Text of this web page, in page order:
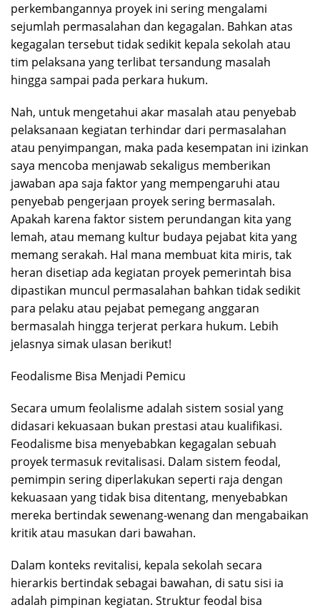
perkembangannya proyek ini sering mengalami
sejumlah permasalahan dan kegagalan. Bahkan atas
kegagalan tersebut tidak sedikit kepala sekolah atau
tim pelaksana yang terlibat tersandung masalah
hingga sampai pada perkara hukum.
Nah, untuk mengetahui akar masalah atau penyebab
pelaksanaan kegiatan terhindar dari permasalahan
atau penyimpangan, maka pada kesempatan ini izinkan
saya mencoba menjawab sekaligus memberikan
jawaban apa saja faktor yang mempengaruhi atau
penyebab pengerjaan proyek sering bermasalah.
Apakah karena faktor sistem perundangan kita yang
lemah, atau memang kultur budaya pejabat kita yang
memang serakah. Hal mana membuat kita miris, tak
heran disetiap ada kegiatan proyek pemerintah bisa
dipastikan muncul permasalahan bahkan tidak sedikit
para pelaku atau pejabat pemegang anggaran
bermasalah hingga terjerat perkara hukum. Lebih
jelasnya simak ulasan berikut!
Feodalisme Bisa Menjadi Pemicu
Secara umum feolalisme adalah sistem sosial yang
didasari kekuasaan bukan prestasi atau kualifikasi.
Feodalisme bisa menyebabkan kegagalan sebuah
proyek termasuk revitalisasi. Dalam sistem feodal,
pemimpin sering diperlakukan seperti raja dengan
kekuasaan yang tidak bisa ditentang, menyebabkan
mereka bertindak sewenang-wenang dan mengabaikan
kritik atau masukan dari bawahan.
Dalam konteks revitalisi, kepala sekolah secara
hierarkis bertindak sebagai bawahan, di satu sisi ia
adalah pimpinan kegiatan. Struktur feodal bisa